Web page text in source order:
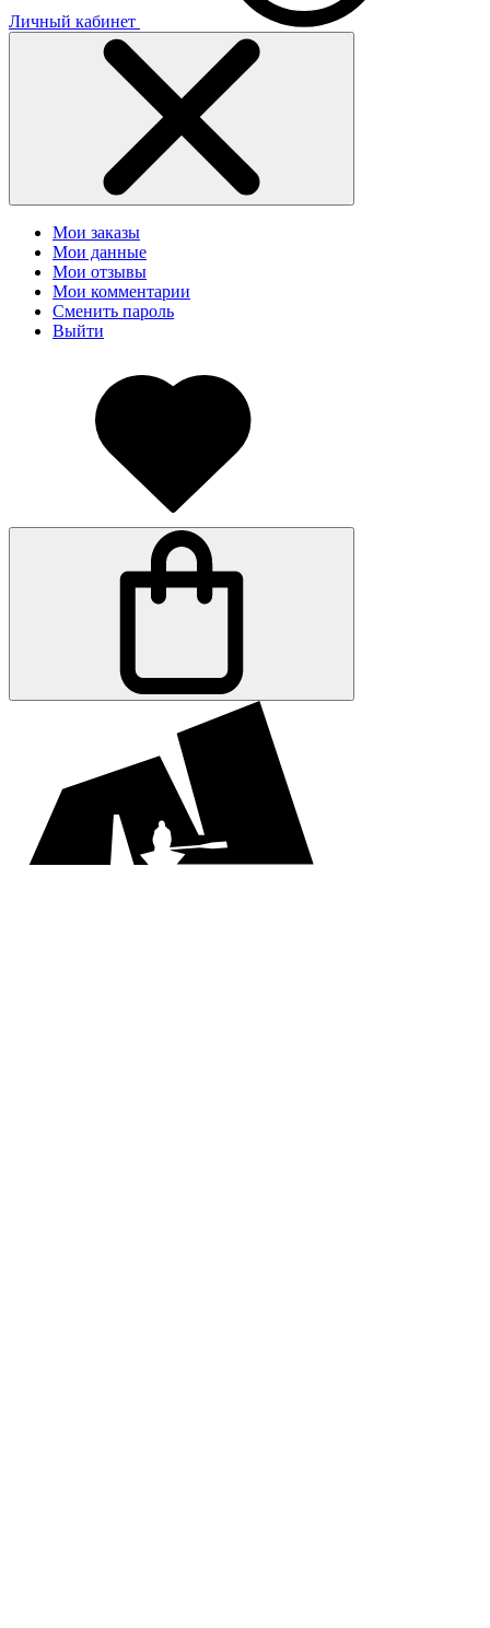
Личный кабинет
Мои заказы
Мои данные
Мои отзывы
Мои комментарии
Сменить пароль
Выйти